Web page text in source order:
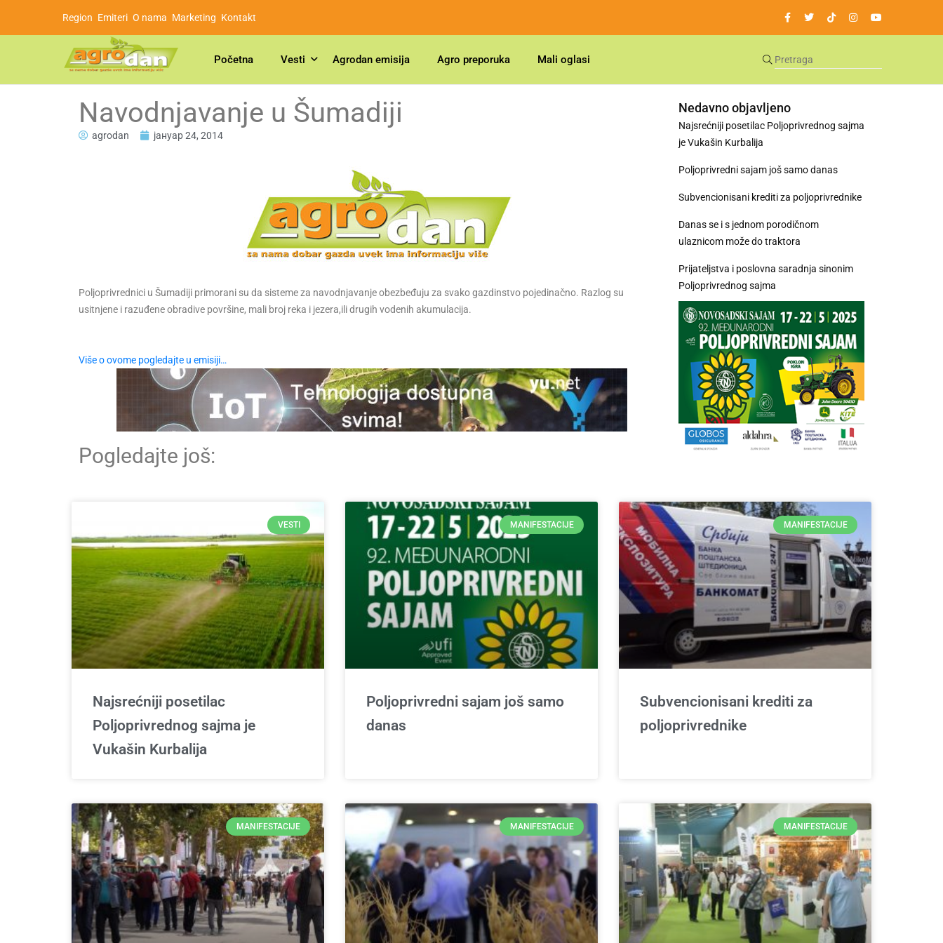
Region Emiteri O nama Marketing Kontakt
Početna Vesti Agrodan emisija Agro preporuka Mali oglasi
Navodnjavanje u Šumadiji
agrodan јануар 24, 2014
Poljoprivrednici u Šumadiji primorani su da sisteme za navodnjavanje obezbeđuju za svako gazdinstvo pojedinačno. Razlog su
usitnjene i razuđene obradive površine, mali broj reka i jezera,ili drugih vodenih akumulacija.
Više o ovome pogledajte u emisiji…
Pogledajte još:
Nedavno objavljeno
Najsrećniji posetilac Poljoprivrednog sajma
je Vukašin Kurbalija
Poljoprivredni sajam još samo danas
Subvencionisani krediti za poljoprivrednike
Danas se i s jednom porodičnom
ulaznicom može do traktora
Prijateljstva i poslovna saradnja sinonim
Poljoprivrednog sajma
VESTI
Najsrećniji posetilac
Poljoprivrednog sajma je
Vukašin Kurbalija
MANIFESTACIJE
Poljoprivredni sajam još samo
danas
MANIFESTACIJE
Subvencionisani krediti za
poljoprivrednike
MANIFESTACIJE MANIFESTACIJE MANIFESTACIJE